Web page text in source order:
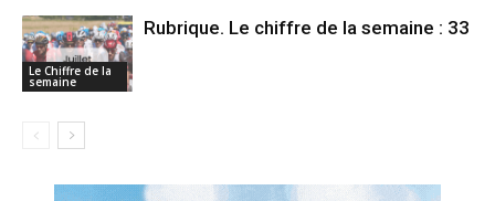
Le Chiffre de la
semaine
Rubrique. Le chiffre de la semaine : 33